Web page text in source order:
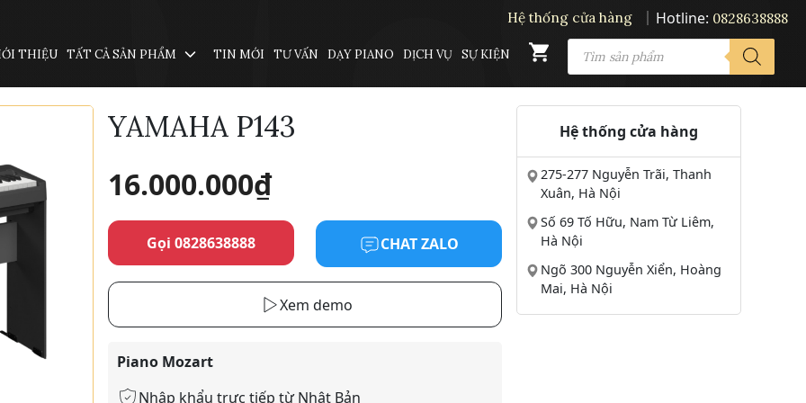
THIỆU TẤT CẢ SẢN PHẨM TIN MỚI TƯ VẤN DẠY PIANO DỊCH VỤ SỰ KIỆN
PRODUCTS
SEARCH
Hệ thống cửa hàng Hotline: 0828638888
YAMAHA P143
16.000.000₫
Gọi 0828638888 CHAT ZALO
Xem demo
Piano Mozart
Nhập khẩu trực tiếp từ Nhật Bản
Hệ thống cửa hàng
275-277 Nguyễn Trãi, Thanh
Xuân, Hà Nội
Số 69 Tố Hữu, Nam Từ Liêm,
Hà Nội
Ngõ 300 Nguyễn Xiển, Hoàng
Mai, Hà Nội